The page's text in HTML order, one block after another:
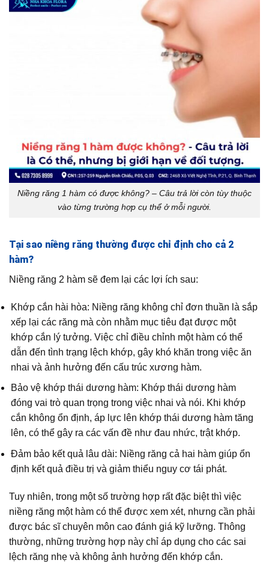
Niềng răng 1 hàm có được không? – Câu trả lời còn tùy thuộc
vào từng trường hợp cụ thể ở mỗi người.
Tại sao niềng răng thường được chỉ định cho cả 2
hàm?
Niềng răng 2 hàm sẽ đem lại các lợi ích sau:
Khớp cắn hài hòa: Niềng răng không chỉ đơn thuần là sắp
xếp lại các răng mà còn nhằm mục tiêu đạt được một
khớp cắn lý tưởng. Việc chỉ điều chỉnh một hàm có thể
dẫn đến tình trạng lệch khớp, gây khó khăn trong việc ăn
nhai và ảnh hưởng đến cấu trúc xương hàm.
Bảo vệ khớp thái dương hàm: Khớp thái dương hàm
đóng vai trò quan trọng trong việc nhai và nói. Khi khớp
cắn không ổn định, áp lực lên khớp thái dương hàm tăng
lên, có thể gây ra các vấn đề như đau nhức, trật khớp.
Đảm bảo kết quả lâu dài: Niềng răng cả hai hàm giúp ổn
định kết quả điều trị và giảm thiểu nguy cơ tái phát.
Tuy nhiên, trong một số trường hợp rất đặc biệt thì việc
niềng răng một hàm có thể được xem xét, nhưng cần phải
được bác sĩ chuyên môn cao đánh giá kỹ lưỡng. Thông
thường, những trường hợp này chỉ áp dụng cho các sai
lệch răng nhẹ và không ảnh hưởng đến khớp cắn.